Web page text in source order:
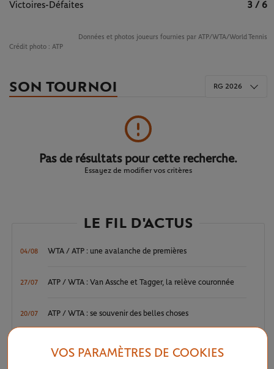
Victoires-Défaites
3 / 6
Données et photos joueurs fournies par ATP/WTA/World Tennis
Crédit photo : ATP
SON TOURNOI RG 2026
Pas de résultats pour cette recherche.
Essayez de modifier vos critères
LE FIL D'ACTUS
04/08 WTA / ATP : une avalanche de premières
27/07 ATP / WTA : Van Assche et Tagger, la relève couronnée
20/07 ATP / WTA : se souvenir des belles choses
Wimbledon 2026 : Sinner, royale confirmation
VOS PARAMÈTRES DE COOKIES